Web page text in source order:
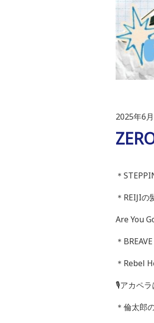
2025年6
＊
＊REIJI
Are You
＊
＊
🎙️アカペ
＊倫